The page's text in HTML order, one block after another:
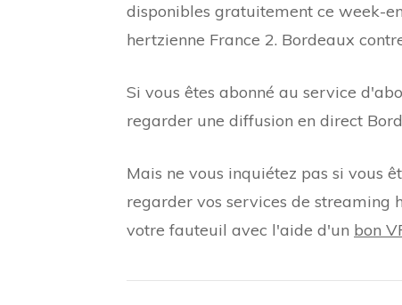
disponibles gratuitement ce week-
hertzienne France 2. Bordeaux
Si vous êtes abonné au service
regarder une diffusion en direct
Mais ne vous inquiétez pas si vous
regarder vos services de streaming
votre fauteuil avec l'aide d'un bon